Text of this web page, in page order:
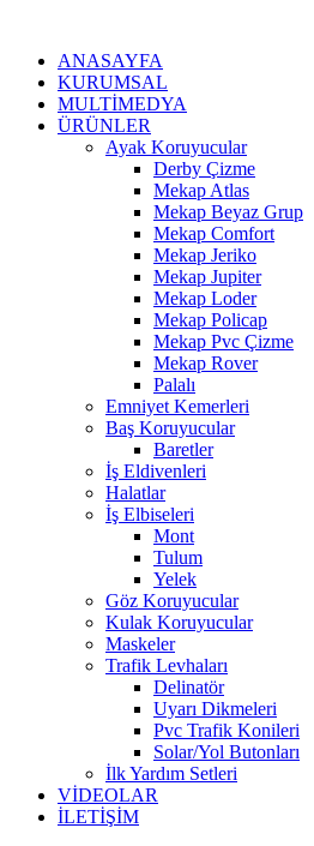
ANASAYFA
KURUMSAL
MULTİMEDYA
ÜRÜNLER
Ayak Koruyucular
Derby Çizme
Mekap Atlas
Mekap Beyaz Grup
Mekap Comfort
Mekap Jeriko
Mekap Jupiter
Mekap Loder
Mekap Policap
Mekap Pvc Çizme
Mekap Rover
Palalı
Emniyet Kemerleri
Baş Koruyucular
Baretler
İş Eldivenleri
Halatlar
İş Elbiseleri
Mont
Tulum
Yelek
Göz Koruyucular
Kulak Koruyucular
Maskeler
Trafik Levhaları
Delinatör
Uyarı Dikmeleri
Pvc Trafik Konileri
Solar/Yol Butonları
İlk Yardım Setleri
VİDEOLAR
İLETİŞİM